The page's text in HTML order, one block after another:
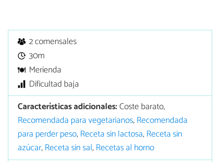
2 comensales
30m
Merienda
Dificultad baja
Características adicionales:Coste barato,
Recomendada para vegetarianos,Recomendada
para perder peso,Receta sin lactosa,Receta sin
azúcar,Receta sin sal,Recetas al horno